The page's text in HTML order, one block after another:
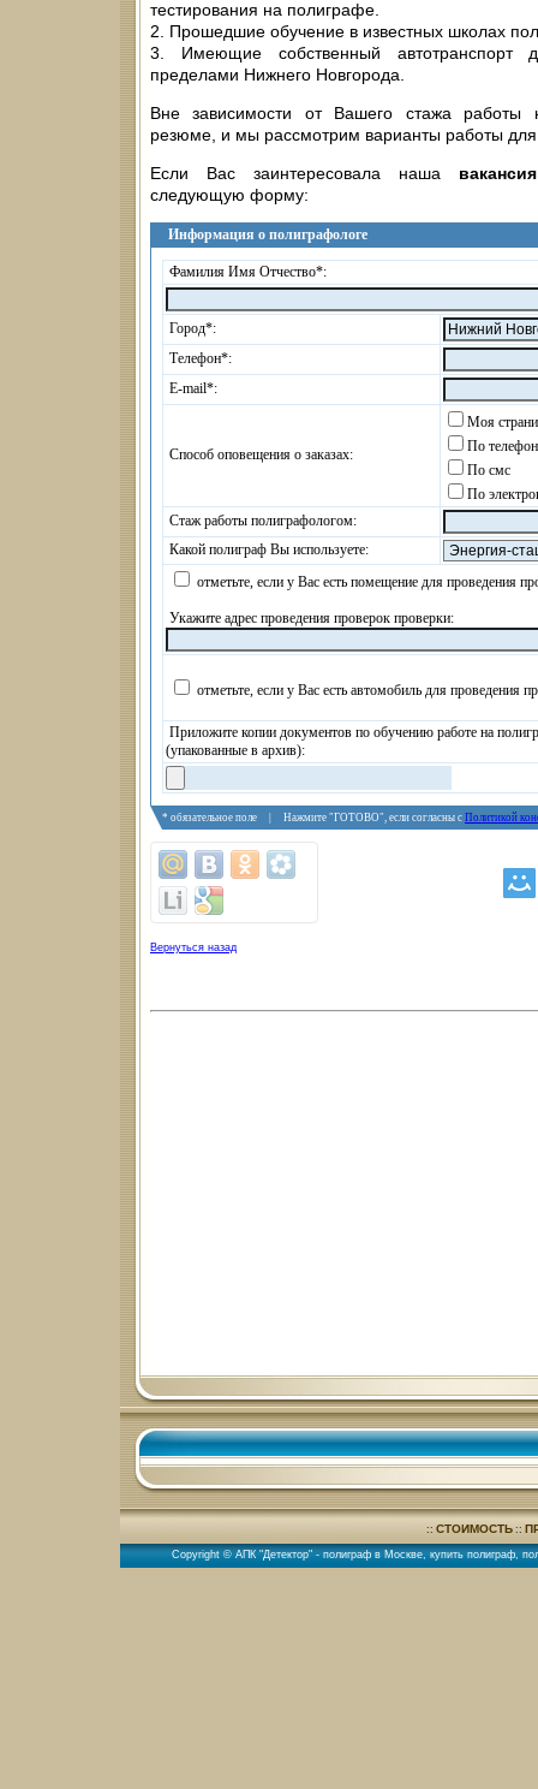
тестирования на полиграфе.
2. Прошедшие обучение в известных школах
3. Имеющие собственный автотранспорт
пределами Нижнего Новгорода.
Вне зависимости от Вашего стажа работы
резюме, и мы рассмотрим варианты работы
Если Вас заинтересовала наша
следующую форму:
Информация о полиграфологе
Фамилия Имя Отчество*:
Город*:
Телефон*:
E-mail*:
Способ оповещения о заказах:
Моя
По
По смс
По
Стаж работы полиграфологом:
Какой полиграф Вы используете:
отметьте, если у Вас есть помещение для проведения
Укажите адрес проведения проверок проверки:
отметьте, если у Вас есть автомобиль для проведения
Приложите копии документов по обучению работе на
(упакованные в архив):
* обязательное поле | Нажмите "ГОТОВО", если согласны с Политикой
Вернуться назад
:: СТОИМОСТЬ::
Copyright © АПК "Детектор" - полиграф в Москве, купить полиграф,